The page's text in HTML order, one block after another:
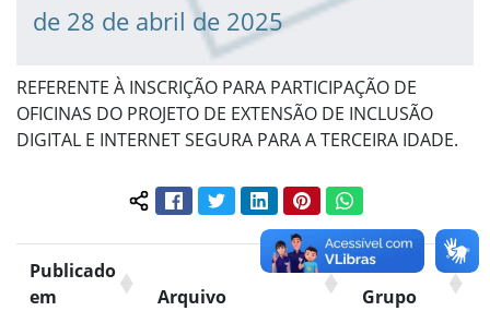
de 28 de abril de 2025
REFERENTE À INSCRIÇÃO PARA PARTICIPAÇÃO DE
OFICINAS DO PROJETO DE EXTENSÃO DE INCLUSÃO
DIGITAL E INTERNET SEGURA PARA A TERCEIRA IDADE.
Compartilhar conteúdo:
FacebookTwitterLinkedInPinterestWhatsApp
Publicado
em
Arquivo Grupo